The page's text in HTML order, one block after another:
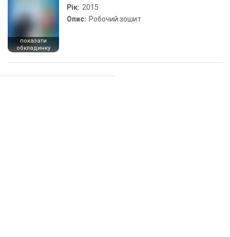
показати
обкладинку
Рік: 2015
Опис: Робочий зошит